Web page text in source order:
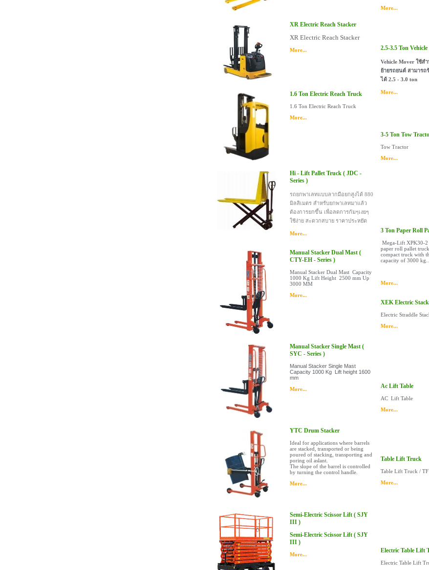
XR Electric Reach Stacker
XR Electric Reach Stacker
More...
1.6 Ton Electric Reach Truck
1.6 Ton Electric Reach Truck
More...
Hi - Lift Pallet Truck ( JDC -
Series )
รถยกพาเลทแบบลากมือยกสูงได้ 880
มิลลิเมตร สำหรับยกพาเลทมาแล้ว
ต้องการยกขึ้น เพื่อลดการก้มๆเงยๆ
ใช้ง่าย สะดวกสบาย ราคาประหยัด
More...
Manual Stacker Dual Mast (
CTY-EH - Series )
Manual Stacker Dual Mast Capacity
1000 Kg Lift Height 2500 mm Up
3000 MM
More...
Manual Stacker Single Mast (
SYC - Series )
Manual Stacker Single Mast
Capacity 1000 Kg Lift height 1600
mm
More...
YTC Drum Stacker
Ideal for applications where barrels
are stacked, transported or being
poured of stacking, transporting and
poring oil aslant.
The slope of the barrel is controlled
by turning the control handle.
More...
Semi-Electric Scissor Lift ( SJY
III )
Semi-Electric Scissor Lift ( SJY
III )
More...
More...
2.5-3.5 Ton
Vehicle Mover ใช้ส
ย้ายรถยนต์ สามาร
ได้ 2.5 - 3.0 ton
More...
3-5 Ton Tow
Tow Tractor
More...
3 Ton Paper Roll
Mega-Lift XPK30-2
paper roll pallet
compact truck with
capacity of 3000 kg...
More...
XEK Electric
Electric Straddle
More...
Ac Lift Table
AC Lift Table
More...
Table Lift Truck
Table Lift Truck / TF
More...
Electric Table Lift
Electric Table Lift